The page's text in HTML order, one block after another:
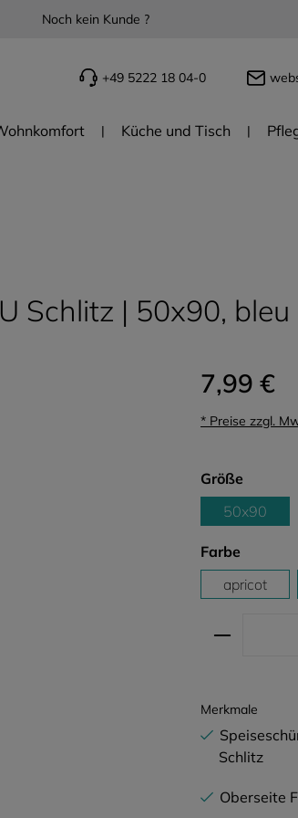
Noch kein Kunde ?
+49 5222 18 04-0
Küche und Tisch
Schlitz | 50x90, bleu
7,99 €
* Preise zzgl.
Größe
50x90
Farbe
apricot
Produkt
Merkmale
Schlitz
Oberseite